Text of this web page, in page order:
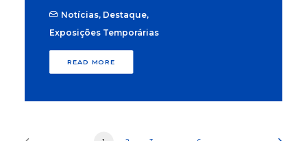
Notícias, Destaque,
Exposições Temporárias
READ MORE